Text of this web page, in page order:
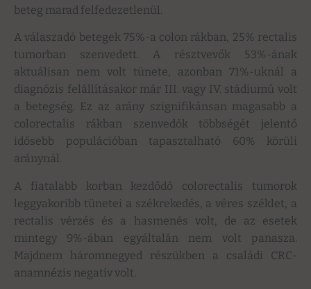
beteg marad felfedezetlenül.
A válaszadó betegek 75%-a colon rákban, 25% rectalis
tumorban szenvedett. A résztvevők 53%-ának
aktuálisan nem volt tünete, azonban 71%-uknál a
diagnózis felállításakor már III. vagy IV. stádiumú volt
a betegség. Ez az arány szignifikánsan magasabb a
colorectalis rákban szenvedők többségét jelentő
idősebb populációban tapasztalható 60% körüli
aránynál.
A fiatalabb korban kezdődő colorectalis tumorok
leggyakoribb tünetei a székrekedés, a véres széklet, a
rectalis vérzés és a hasmenés volt, de az esetek
mintegy 9%-ában egyáltalán nem volt panasza.
Majdnem háromnegyed részükben a családi CRC-
anamnézis negatív volt.